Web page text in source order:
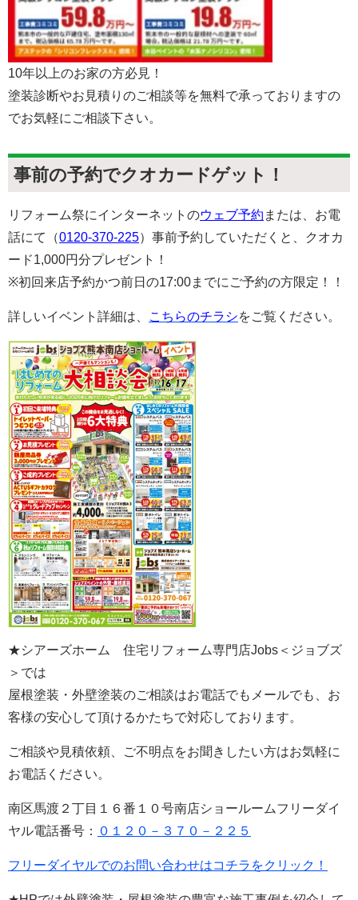
10年以上のお家の方必見！
塗装診断やお見積りのご相談等を無料で承っておりますの
でお気軽にご相談下さい。
事前の予約でクオカードゲット！
リフォーム祭にインターネットのウェブ予約 または、お電
話にて（0120-370-225）事前予約していただくと、クオカ
ード1,000円分プレゼント！
※初回来店予約かつ前日の17:00までにご予約の方限定！！
詳しいイベント詳細は、 こちらのチラシをご覧ください。
★シアーズホーム 住宅リフォーム専門店Jobs＜ジョブズ
＞では
屋根塗装・外壁塗装のご相談はお電話でもメールでも、お
客様の安心して頂けるかたちで対応しております。
ご相談や見積依頼、ご不明点をお聞きしたい方はお気軽に
お電話ください。
南区馬渡２丁目１６番１０号南店ショールームフリーダイ
ヤル電話番号： ０１２０－３７０－２２５
フリーダイヤルでのお問い合わせはコチラをクリック！